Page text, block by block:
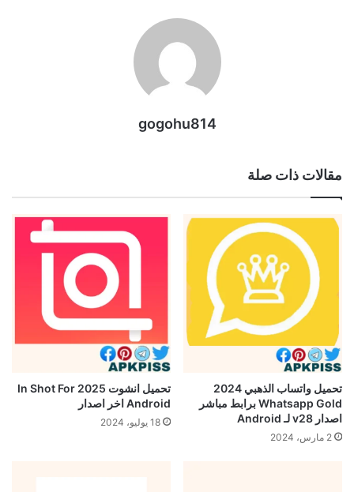
gogohu814
مقالات ذات صلة
تحميل واتساب الذهبي 2024
Whatsapp Gold برابط مباشر
اصدار v28 لـ Android
2 مارس، 2024
تحميل انشوت 2025 In Shot For
Android اخر اصدار
18 يوليو، 2024